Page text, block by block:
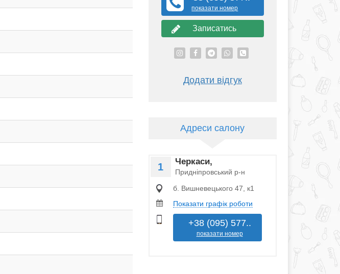
показати номер
Записатись
Додати відгук
Адреси салону
1 Черкаси,
Придніпровський р-н
б. Вишневецького 47, к1
Показати графік роботи
+38 (095) 577..
показати номер